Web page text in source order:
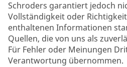
Schroders garantiert jedoch
Vollständigkeit oder
enthaltenen Informationen
Quellen, die von uns als
Für Fehler oder Meinungen
Verantwortung übernommen.